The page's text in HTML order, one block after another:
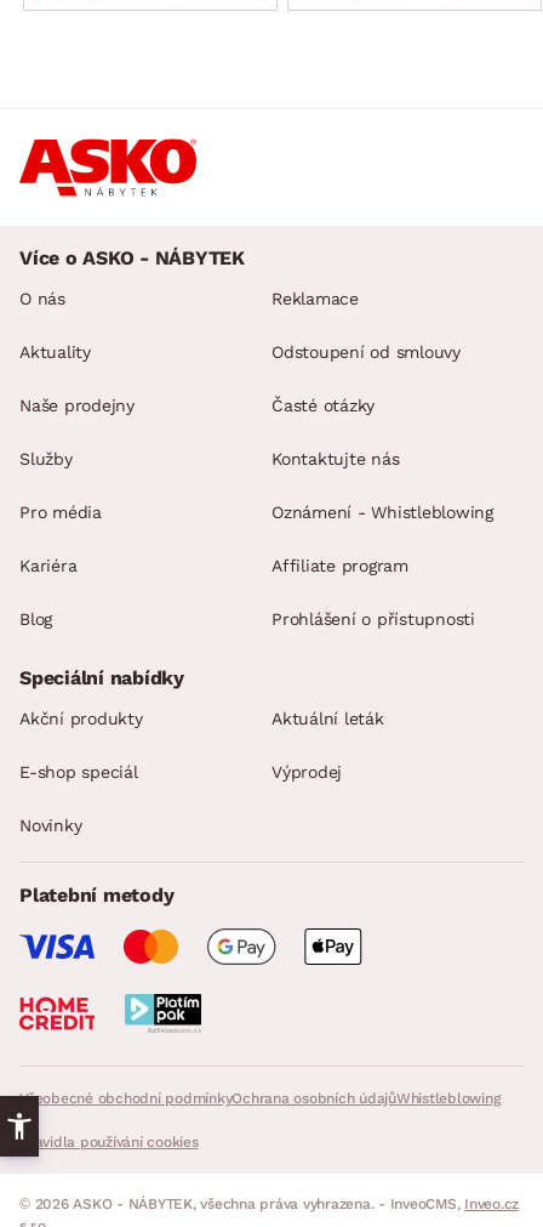
Více o ASKO - NÁBYTEK
O nás
Aktuality
Naše prodejny
Služby
Pro média
Kariéra
Blog
Reklamace
Odstoupení od smlouvy
Časté otázky
Kontaktujte nás
Oznámení - Whistleblowing
Affiliate program
Prohlášení o přístupnosti
Všeobecné obchodní podmínkyOchrana osobních údajůWhistleblowing
Pravidla používání cookies
Speciální nabídky
Akční produkty Aktuální leták
E-shop speciál Výprodej
Novinky
Platební metody
© 2026 ASKO - NÁBYTEK, všechna práva vyhrazena. - InveoCMS, Inveo.cz